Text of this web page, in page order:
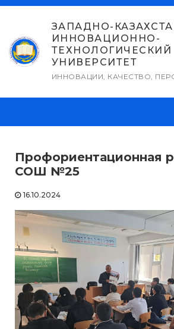
Перейти
содержимому
ЗАПАДНО-
ИННОВАЦИОННО-
ТЕХНОЛОГИЧЕСКИЙ
УНИВЕРСИТЕТ
ИННОВАЦИИ, КАЧЕСТВО,
Профориентационная
СОШ №25
16.10.2024